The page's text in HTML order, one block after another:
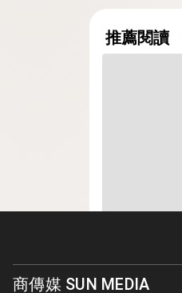
推薦閱讀
商傳媒 SUN MEDIA